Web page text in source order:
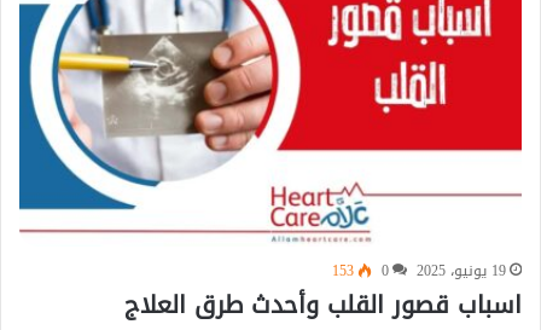
19 يونيو، 2025 0
153
اسباب قصور القلب وأحدث طرق العلاج